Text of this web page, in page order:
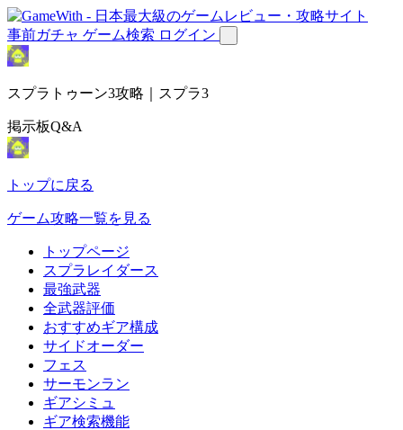
事前ガチャ ゲーム検索 ログイン
スプラトゥーン3攻略｜スプラ3
掲示板Q&A
トップに戻る
ゲーム攻略一覧を見る
トップページ
スプラレイダース
最強武器
全武器評価
おすすめギア構成
サイドオーダー
フェス
サーモンラン
ギアシミュ
ギア検索機能